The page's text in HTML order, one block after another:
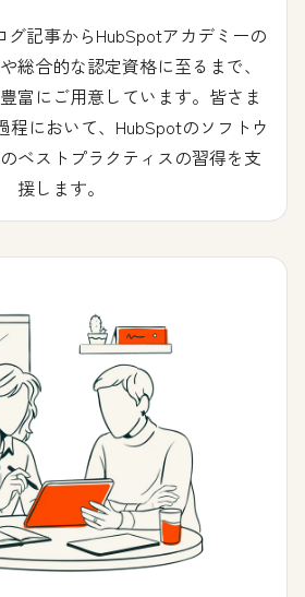
グ記事からHubSpotアカデミーの
総合的な認定資格に至るまで、
富にご用意しています。皆さま
程において、HubSpotのソフトウ
ベストプラクティスの習得を支
援します。